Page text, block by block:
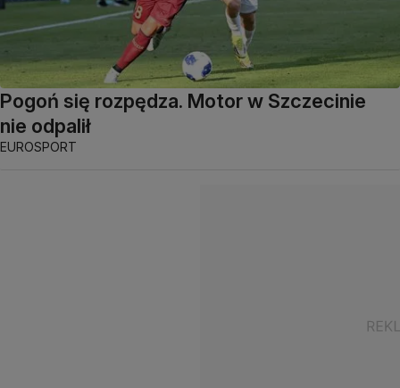
Pogoń się rozpędza. Motor w Szczecinie
nie odpalił
EUROSPORT